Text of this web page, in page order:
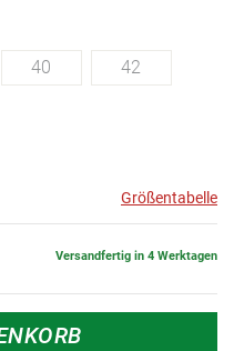
40 42
Größentabelle
Versandfertig in 4 Werktagen